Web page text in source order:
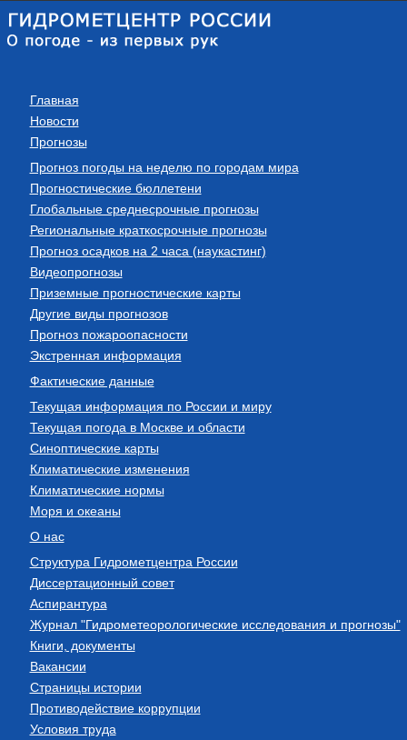
Главная
Новости
Прогнозы
Прогноз погоды на неделю по городам мира
Прогностические бюллетени
Глобальные среднесрочные прогнозы
Региональные краткосрочные прогнозы
Прогноз осадков на 2 часа (наукастинг)
Видеопрогнозы
Приземные прогностические карты
Другие виды прогнозов
Прогноз пожароопасности
Экстренная информация
Фактические данные
Текущая информация по России и миру
Текущая погода в Москве и области
Синоптические карты
Климатические изменения
Климатические нормы
Моря и океаны
О нас
Структура Гидрометцентра России
Диссертационный совет
Аспирантура
Журнал "Гидрометеорологические исследования и прогнозы"
Книги, документы
Вакансии
Страницы истории
Противодействие коррупции
Условия труда